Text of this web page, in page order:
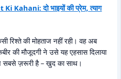
Kahani: दो भाइयों की प्रेम, त्याग
रिश्ते की मोहताज नहीं रही। वह अब
की मौजूदगी ने उसे यह एहसास दिलाया
सबसे ज़रूरी है – खुद का साथ।